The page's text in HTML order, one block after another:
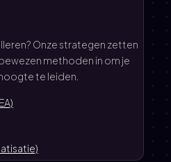
Onze strategen zetten
methoden in om je
te leiden.